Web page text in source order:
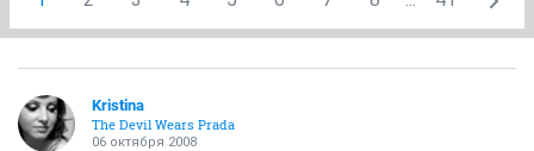
Kristina
The Devil Wears Prada
06 октября 2008